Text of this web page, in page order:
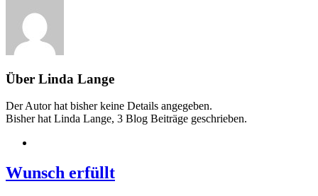
Über Linda Lange
Der Autor hat bisher keine Details angegeben.
Bisher hat Linda Lange, 3 Blog Beiträge geschrieben.
Wunsch erfüllt